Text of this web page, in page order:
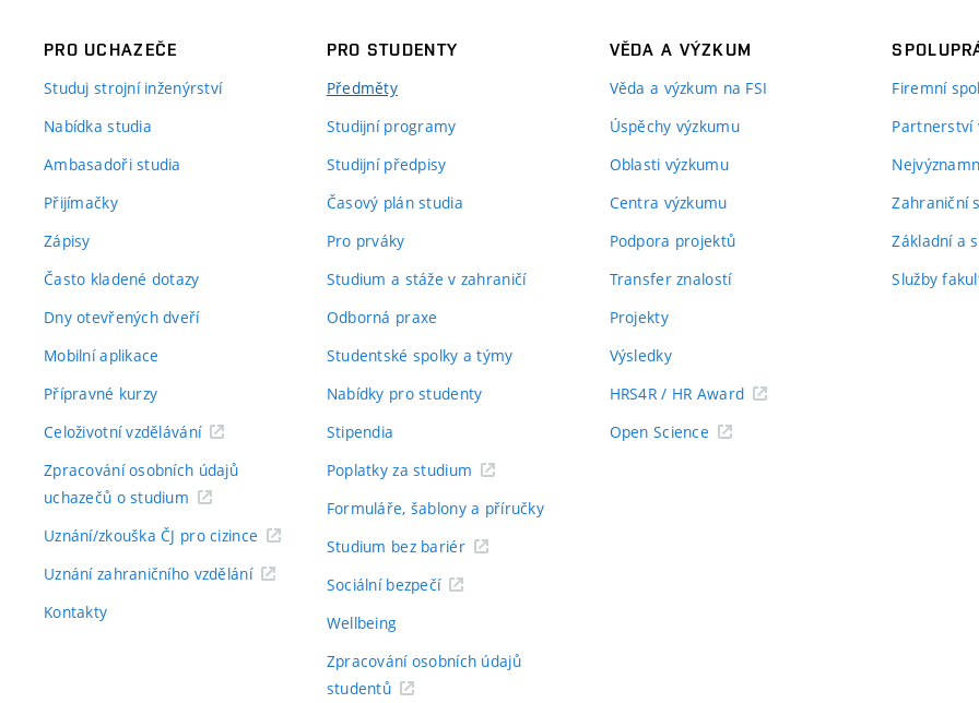
PRO UCHAZEČE
Studuj strojní inženýrství
Nabídka studia
Ambasadoři studia
Přijímačky
Zápisy
Často kladené dotazy
Dny otevřených dveří
Mobilní aplikace
Přípravné kurzy
Celoživotní vzdělávání
Zpracování osobních údajů
uchazečů o studium
Uznání/zkouška ČJ pro cizince
Uznání zahraničního vzdělání
Kontakty
PRO STUDENTY
Předměty
Studijní programy
Studijní předpisy
Časový plán studia
Pro prváky
Studium a stáže v zahraničí
Odborná praxe
Studentské spolky a týmy
Nabídky pro studenty
Stipendia
Poplatky za studium
Formuláře, šablony a příručky
Studium bez bariér
Sociální bezpečí
Wellbeing
Zpracování osobních údajů
studentů
VĚDA A VÝZKUM
Věda a výzkum na FSI
Úspěchy výzkumu
Oblasti výzkumu
Centra výzkumu
Podpora projektů
Transfer znalostí
Projekty
Výsledky
HRS4R / HR Award
Open Science
Firemní
Partnerství
Zahraniční
Základní a
Služby